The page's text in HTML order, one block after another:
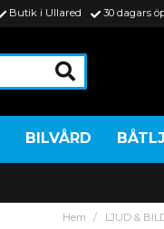
Butik i Ullared 30 dagars
BILVÅRD
Hem LJUD &